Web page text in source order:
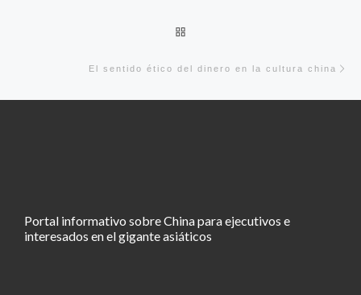
El sentido ético del dinero en la cultura china
Portal informativo sobre China para ejecutivos e
interesados en el gigante asiáticos